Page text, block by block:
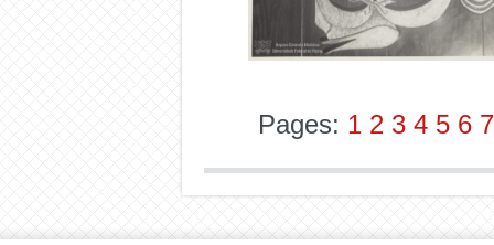
Pages: 1 2 3 4 5 6 7